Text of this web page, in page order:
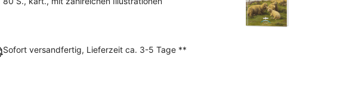
Sofort versandfertig, Lieferzeit ca. 3-5 Tage **